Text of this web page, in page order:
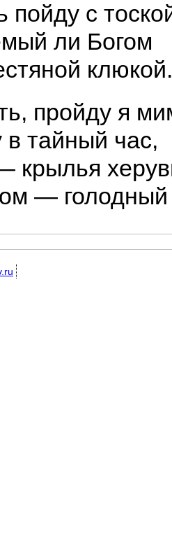
пойду с
ли Богом
клюкой.
пройду я
тайный час,
крылья
—